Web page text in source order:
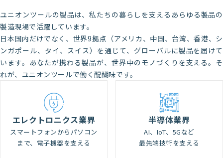
ユニオンツールの製品は、私たちの暮らしを支えるあらゆる製品の
製造現場で活躍しています。
日本国内だけでなく、世界9拠点（アメリカ、中国、台湾、香港、シ
ンガポール、タイ、スイス）を通じて、グローバルに製品を届けて
います。あなたが携わる製品が、世界中のモノづくりを支える。そ
れが、ユニオンツールで働く醍醐味です。
エレクトロニクス業界
スマートフォンからパソコン
まで、電子機器を支える
半導体業界
AI、IoT、5Gなど
最先端技術を支える